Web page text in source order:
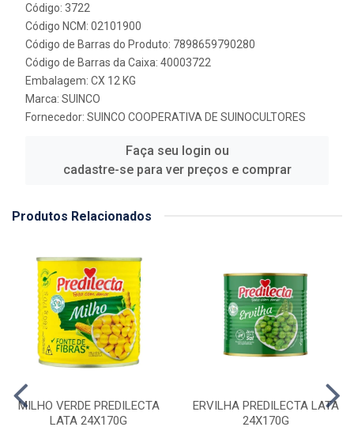
Código: 3722
Código NCM: 02101900
Código de Barras do Produto: 7898659790280
Código de Barras da Caixa: 40003722
Embalagem: CX 12 KG
Marca: SUINCO
Fornecedor: SUINCO COOPERATIVA DE SUINOCULTORES
Faça seu login ou
cadastre-se para ver preços e comprar
Produtos Relacionados
MILHO VERDE PREDILECTA
LATA 24X170G
ERVILHA PREDILECTA LATA
24X170G